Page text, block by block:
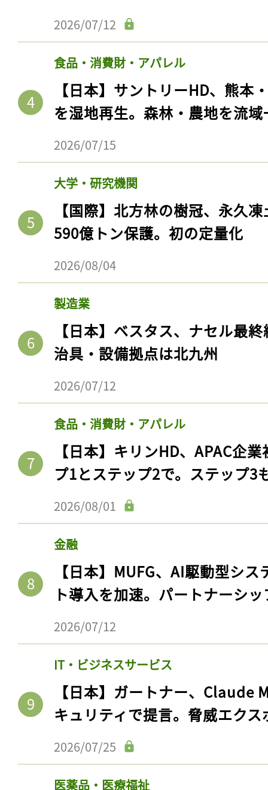
2026/07/12
食品・消費財・アパレル
【日本】サントリーHD、熊本
を湿地再生。森林・農地を流
2026/07/15
大学・研究機関
【国際】北方林の樹冠、永久
590億トン保護。初の定量化
2026/08/04
製造業
【日本】ベスタス、ナセル最
治具・設備拠点は北九州
2026/07/12
食品・消費財・アパレル
【日本】キリンHD、APAC企
プ1とステップ2で。ステップ3
2026/08/01
金融
【日本】MUFG、AI駆動型シ
ト導入を加速。パートナーシ
2026/07/12
IT・ビジネスサービス
【日本】ガートナー、Claude
キュリティで提言。脅威エク
2026/07/25
医薬品・医療福祉
記事をお気に入りに